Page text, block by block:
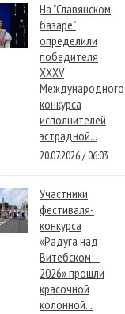
На "Славянском
базаре"
определили
победителя
XXXV
Международного
конкурса
исполнителей
эстрадной...
20.07.2026 / 06:03
Участники
фестиваля-
конкурса
«Радуга над
Витебском –
2026» прошли
красочной
колонной...